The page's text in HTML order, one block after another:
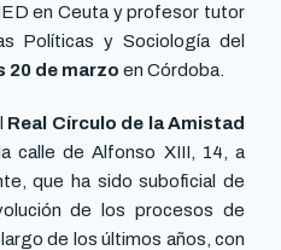
en Ceuta y profesor tutor
Políticas y Sociología del
20 de marzo en Córdoba.
Real Círculo de la Amistad
calle de Alfonso XIII, 14, a
que ha sido suboficial de
de los procesos de
de los últimos años, con